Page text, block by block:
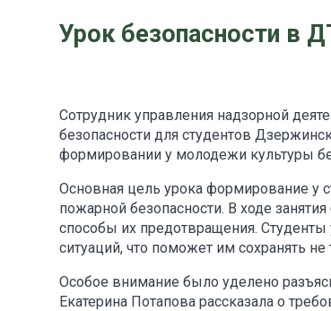
Урок безопасности в
Сотрудник управления надзорной
безопасности для студентов
формировании у молодежи культуры
Основная цель урока формирование у
пожарной безопасности. В ходе
способы их предотвращения.
ситуаций, что поможет им сохранять
Особое внимание было уделено
Екатерина Потапова рассказала о